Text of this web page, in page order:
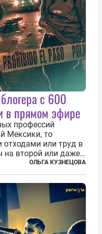
с 600
в прямом эфире
профессий
Мексики, то
отходами или труд в
на второй или даже
журналистам и
вперед. В
прямо во...
ОЛЬГА КУЗНЕЦОВА